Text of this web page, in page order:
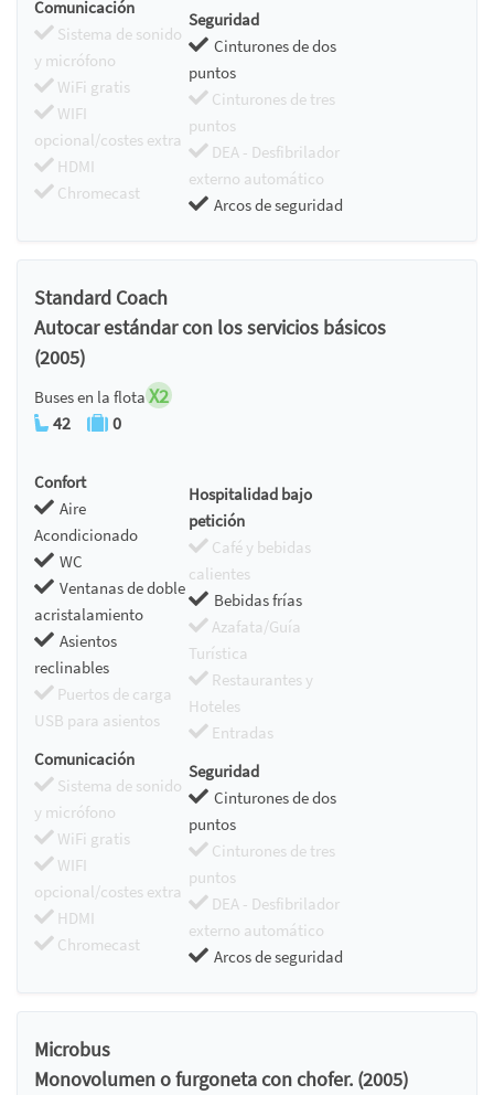
Comunicación
Sistema de sonido
y micrófono
WiFi gratis
WIFI
opcional/costes extra
HDMI
Chromecast
Seguridad
Cinturones de dos
puntos
Cinturones de tres
puntos
DEA - Desfibrilador
externo automático
Arcos de seguridad
Standard Coach
Autocar estándar con los servicios básicos
(2005)
Buses en la flota X2
42 0
Confort
Aire
Acondicionado
WC
Ventanas de doble
acristalamiento
Asientos
reclinables
Puertos de carga
USB para asientos
Hospitalidad bajo
petición
Café y bebidas
calientes
Bebidas frías
Azafata/Guía
Turística
Restaurantes y
Hoteles
Entradas
Comunicación
Sistema de sonido
y micrófono
WiFi gratis
WIFI
opcional/costes extra
HDMI
Chromecast
Seguridad
Cinturones de dos
puntos
Cinturones de tres
puntos
DEA - Desfibrilador
externo automático
Arcos de seguridad
Microbus
Monovolumen o furgoneta con chofer. (2005)